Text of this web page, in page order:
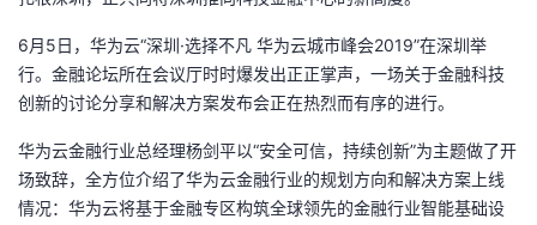
我
博
的
我
者
学
堂
支
我
6月5日，华为云“深圳·选择不凡 华为云城市峰会2019”在深圳举
行。金融论坛所在会议厅时时爆发出正正掌声，一场关于金融科技
创新的讨论分享和解决方案发布会正在热烈而有序的进行。
华为云金融行业总经理杨剑平以“安全可信，持续创新”为主题做了开
场致辞，全方位介绍了华为云金融行业的规划方向和解决方案上线
情况：华为云将基于金融专区构筑全球领先的金融行业智能基础设